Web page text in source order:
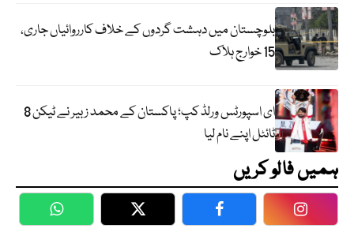
بلوچستان میں دہشت گردوں کے خلاف کارروائیاں جاری،
15 خوارج ہلاک
ای اسپورٹس ورلڈ کپ؛ پاکستان کے محمد زبیر نے ٹیکن 8
ٹائٹل اپنے نام لیا
ہمیں فالو کریں
WhatsApp Twitter Facebook